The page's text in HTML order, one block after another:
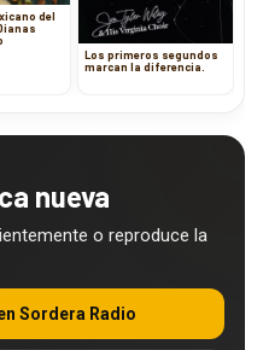
del
Los primeros segundos
marcan la diferencia.
nueva
o reproduce la
Sordera Radio